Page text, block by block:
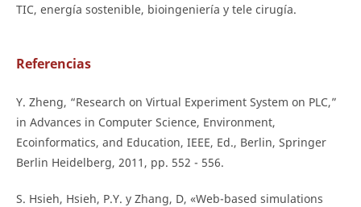
TIC, energía sostenible, bioingeniería y tele cirugía.
Referencias
Y. Zheng, “Research on Virtual Experiment System on PLC,”
in Advances in Computer Science, Environment,
Ecoinformatics, and Education, IEEE, Ed., Berlin, Springer
Berlin Heidelberg, 2011, pp. 552 - 556.
S. Hsieh, Hsieh, P.Y. y Zhang, D, «Web-based simulations